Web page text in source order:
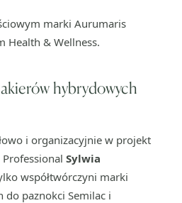
marki Aurumaris
Health & Wellness.
hybrydowych
i organizacyjnie w projekt
Sylwia
współtwórczyni marki
paznokci Semilac i